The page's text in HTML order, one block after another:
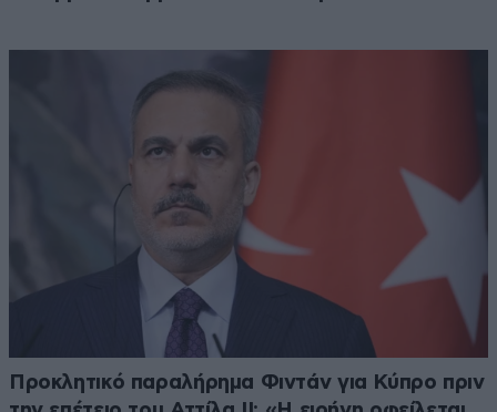
Προκλητικό παραλήρημα Φιντάν για Κύπρο πριν